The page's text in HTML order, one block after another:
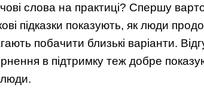
слова на практиці? Спершу
підказки показують, як люди
побачити близькі варіанти.
в підтримку теж добре